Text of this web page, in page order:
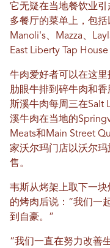
它无疑在当地餐饮业
多餐厅的菜单上，包括
Manoli's、Mazza、
East Liberty Tap
牛肉爱好者可以在这
肋眼牛排到碎牛肉和香
斯溪牛肉每周三在Salt
溪牛肉在当地的
Meats和Main Street
家沃尔玛门店以沃尔
售。
韦斯从烤架上取下一
的烤肉后说：“我们一
到自豪。”
“我们一直在努力改善